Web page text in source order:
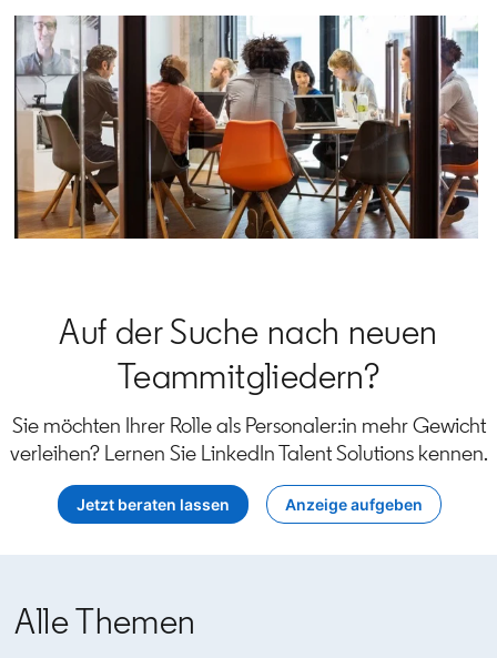
Auf der Suche nach neuen
Teammitgliedern?
Sie möchten Ihrer Rolle als Personaler:in mehr Gewicht
verleihen? Lernen Sie LinkedIn Talent Solutions kennen.
Jetzt beraten lassen Anzeige aufgeben
opens in a new tab
Alle Themen